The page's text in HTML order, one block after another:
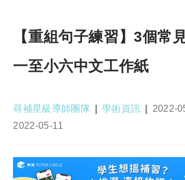
【重組句子練習】3個常
一至小六中文工作紙
Post
尋補星級導師團隊
Post
學術資訊
Post
2022-
Post
2022-05-11